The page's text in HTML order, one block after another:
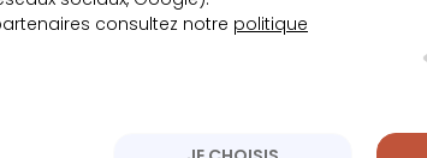
Français. Car ceux-ci sont
bancaire extrêmement restreinte,
années. “Il y a 3 ans, vous
presque 3,5% et évidemment ça
consultez notre politique